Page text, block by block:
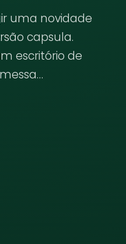
uma novidade
capsula.
escritório de